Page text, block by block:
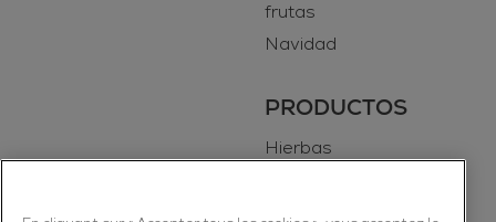
frutas
Navidad
PRODUCTOS
Hierbas